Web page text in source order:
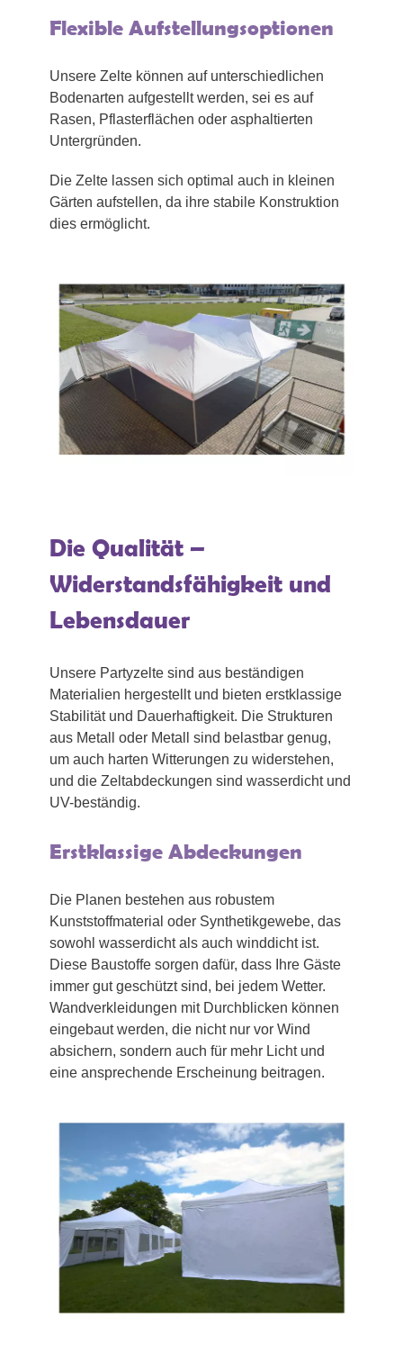
Flexible Aufstellungsoptionen
Unsere Zelte können auf unterschiedlichen
Bodenarten aufgestellt werden, sei es auf
Rasen, Pflasterflächen oder asphaltierten
Untergründen.
Die Zelte lassen sich optimal auch in kleinen
Gärten aufstellen, da ihre stabile Konstruktion
dies ermöglicht.
Die Qualität –
Widerstandsfähigkeit und
Lebensdauer
Unsere Partyzelte sind aus beständigen
Materialien hergestellt und bieten erstklassige
Stabilität und Dauerhaftigkeit. Die Strukturen
aus Metall oder Metall sind belastbar genug,
um auch harten Witterungen zu widerstehen,
und die Zeltabdeckungen sind wasserdicht und
UV-beständig.
Erstklassige Abdeckungen
Die Planen bestehen aus robustem
Kunststoffmaterial oder Synthetikgewebe, das
sowohl wasserdicht als auch winddicht ist.
Diese Baustoffe sorgen dafür, dass Ihre Gäste
immer gut geschützt sind, bei jedem Wetter.
Wandverkleidungen mit Durchblicken können
eingebaut werden, die nicht nur vor Wind
absichern, sondern auch für mehr Licht und
eine ansprechende Erscheinung beitragen.